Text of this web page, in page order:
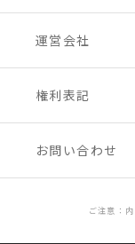
※特典
【早期
＜商品
「舞-
～」 V.A.
発売日
価格：
h
【発
ルムワ
※特装
ござ
【各種
◆メー
maイ
運営会社
権利表記
お問い合わせ
ご注意：